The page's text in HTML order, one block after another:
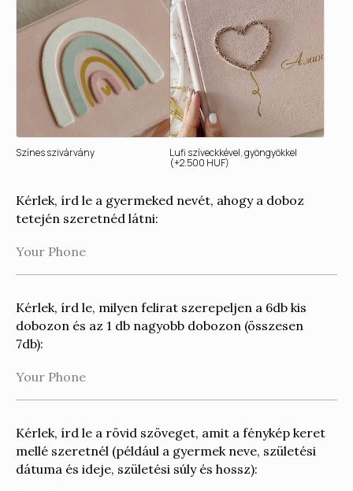
Színes szivárvány Lufi szíveckkével, gyöngyökkel
(+2.500 HUF)
Kérlek, írd le a gyermeked nevét, ahogy a doboz
tetején szeretnéd látni:
Kérlek, írd le, milyen felirat szerepeljen a 6db kis
dobozon és az 1 db nagyobb dobozon (összesen
7db):
Kérlek, írd le a rövid szöveget, amit a fénykép keret
mellé szeretnél (például a gyermek neve, születési
dátuma és ideje, születési súly és hossz):
Baba emlékdoboz
ÁSZF
Weboldal fejlesztés
Kiskönyv borítók
Irattartó
KATALÓGUS
KAPCSOLATOK